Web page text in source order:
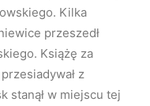
Kilka
przeszedł
Książę za
z
stanął w miejscu tej